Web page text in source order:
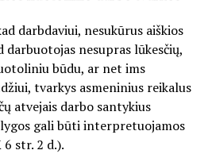
darbdaviui, nesukūrus aiškios
darbuotojas nesupras lūkesčių,
būdu, ar net ims
tvarkys asmeninius reikalus
atvejais darbo santykius
gali būti interpretuojamos
str. 2 d.).